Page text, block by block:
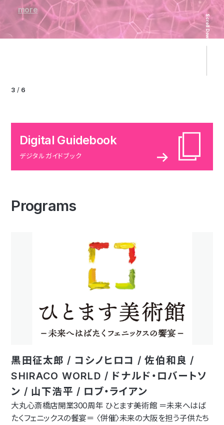
more
more
more
more
more
3 / 6
Scroll Down
Digital Guidebook
デジタルガイドブック
Programs
黒田征太郎 / コシノヒロコ / 佐伯和良 /
SHIRACO WORLD / ドナルド・ロバートソ
ン / 山下浩平 / ロブ・ライアン
大丸心斎橋店開業300周年 ひとます美術館 ＝未来へはば
たくフェニックスの餐宴＝ 〈併催〉未来の大阪を担う子供たち